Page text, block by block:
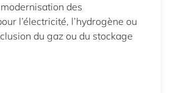
des
l’électricité, l’hydrogène ou
du gaz ou du stockage